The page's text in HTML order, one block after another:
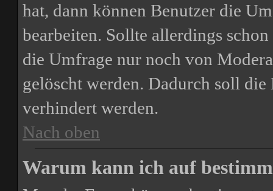
hat, dann können Benutzer die
bearbeiten. Sollte allerdings
die Umfrage nur noch von
gelöscht werden. Dadurch soll
verhindert werden.
Nach oben
Warum kann ich auf